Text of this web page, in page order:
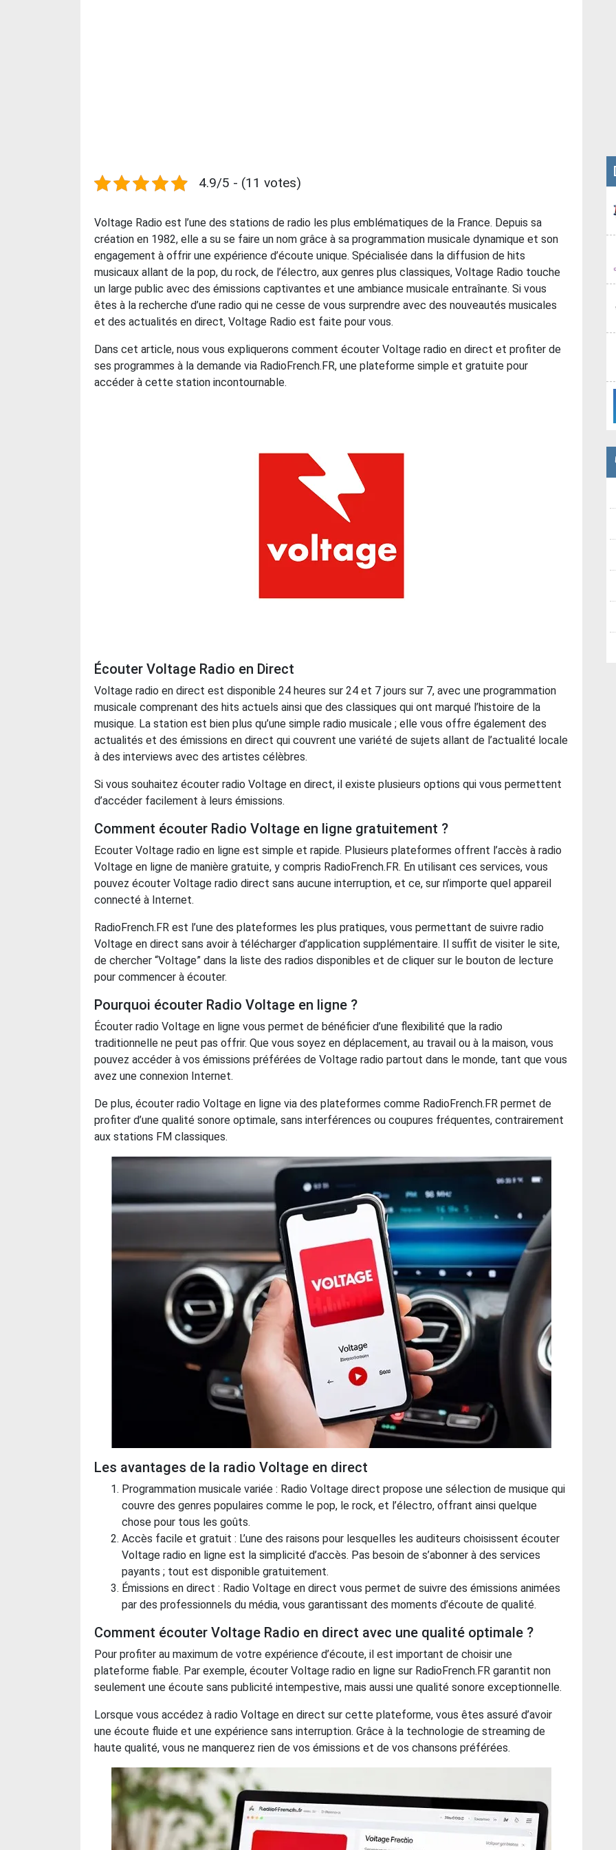
4.9/5 - (11 votes)
Voltage Radio est l’une des stations de radio les plus emblématiques de la France. Depuis sa
création en 1982, elle a su se faire un nom grâce à sa programmation musicale dynamique et son
engagement à offrir une expérience d’écoute unique. Spécialisée dans la diffusion de hits
musicaux allant de la pop, du rock, de l’électro, aux genres plus classiques, Voltage Radio touche
un large public avec des émissions captivantes et une ambiance musicale entraînante. Si vous
êtes à la recherche d’une radio qui ne cesse de vous surprendre avec des nouveautés musicales
et des actualités en direct, Voltage Radio est faite pour vous.
Dans cet article, nous vous expliquerons comment écouter Voltage radio en direct et profiter de
ses programmes à la demande via RadioFrench.FR, une plateforme simple et gratuite pour
accéder à cette station incontournable.
Écouter Voltage Radio en Direct
Voltage radio en direct est disponible 24 heures sur 24 et 7 jours sur 7, avec une programmation
musicale comprenant des hits actuels ainsi que des classiques qui ont marqué l’histoire de la
musique. La station est bien plus qu’une simple radio musicale ; elle vous offre également des
actualités et des émissions en direct qui couvrent une variété de sujets allant de l’actualité locale
à des interviews avec des artistes célèbres.
Si vous souhaitez écouter radio Voltage en direct, il existe plusieurs options qui vous permettent
d’accéder facilement à leurs émissions.
Comment écouter Radio Voltage en ligne gratuitement ?
Ecouter Voltage radio en ligne est simple et rapide. Plusieurs plateformes offrent l’accès à radio
Voltage en ligne de manière gratuite, y compris RadioFrench.FR. En utilisant ces services, vous
pouvez écouter Voltage radio direct sans aucune interruption, et ce, sur n’importe quel appareil
connecté à Internet.
RadioFrench.FR est l’une des plateformes les plus pratiques, vous permettant de suivre radio
Voltage en direct sans avoir à télécharger d’application supplémentaire. Il suffit de visiter le site,
de chercher “Voltage” dans la liste des radios disponibles et de cliquer sur le bouton de lecture
pour commencer à écouter.
Pourquoi écouter Radio Voltage en ligne ?
Écouter radio Voltage en ligne vous permet de bénéficier d’une flexibilité que la radio
traditionnelle ne peut pas offrir. Que vous soyez en déplacement, au travail ou à la maison, vous
pouvez accéder à vos émissions préférées de Voltage radio partout dans le monde, tant que vous
avez une connexion Internet.
De plus, écouter radio Voltage en ligne via des plateformes comme RadioFrench.FR permet de
profiter d’une qualité sonore optimale, sans interférences ou coupures fréquentes, contrairement
aux stations FM classiques.
Les avantages de la radio Voltage en direct
Programmation musicale variée : Radio Voltage direct propose une sélection de musique qui
couvre des genres populaires comme le pop, le rock, et l’électro, offrant ainsi quelque
chose pour tous les goûts.
Accès facile et gratuit : L’une des raisons pour lesquelles les auditeurs choisissent écouter
Voltage radio en ligne est la simplicité d’accès. Pas besoin de s’abonner à des services
payants ; tout est disponible gratuitement.
Émissions en direct : Radio Voltage en direct vous permet de suivre des émissions animées
par des professionnels du média, vous garantissant des moments d’écoute de qualité.
Comment écouter Voltage Radio en direct avec une qualité optimale ?
Pour profiter au maximum de votre expérience d’écoute, il est important de choisir une
plateforme fiable. Par exemple, écouter Voltage radio en ligne sur RadioFrench.FR garantit non
seulement une écoute sans publicité intempestive, mais aussi une qualité sonore exceptionnelle.
Lorsque vous accédez à radio Voltage en direct sur cette plateforme, vous êtes assuré d’avoir
une écoute fluide et une expérience sans interruption. Grâce à la technologie de streaming de
haute qualité, vous ne manquerez rien de vos émissions et de vos chansons préférées.